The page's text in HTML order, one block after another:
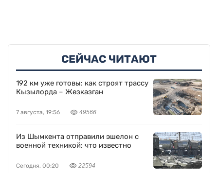
СЕЙЧАС ЧИТАЮТ
192 км уже готовы: как строят трассу
Кызылорда – Жезказган
7 августа, 19:56 49566
Из Шымкента отправили эшелон с
военной техникой: что известно
Сегодня, 00:20 22594